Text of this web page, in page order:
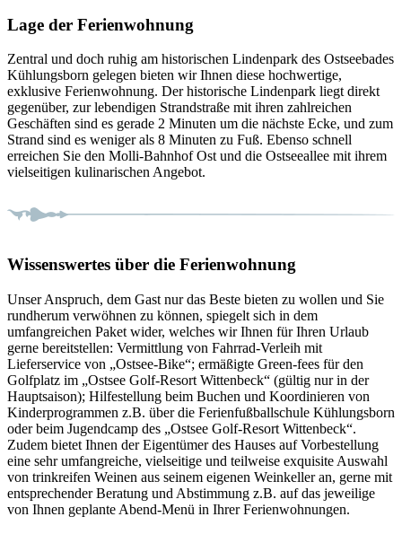
Lage der Ferienwohnung
Zentral und doch ruhig am historischen Lindenpark des Ostseebades
Kühlungsborn gelegen bieten wir Ihnen diese hochwertige,
exklusive Ferienwohnung. Der historische Lindenpark liegt direkt
gegenüber, zur lebendigen Strandstraße mit ihren zahlreichen
Geschäften sind es gerade 2 Minuten um die nächste Ecke, und zum
Strand sind es weniger als 8 Minuten zu Fuß. Ebenso schnell
erreichen Sie den Molli-Bahnhof Ost und die Ostseeallee mit ihrem
vielseitigen kulinarischen Angebot.
Wissenswertes über die Ferienwohnung
Unser Anspruch, dem Gast nur das Beste bieten zu wollen und Sie
rundherum verwöhnen zu können, spiegelt sich in dem
umfangreichen Paket wider, welches wir Ihnen für Ihren Urlaub
gerne bereitstellen: Vermittlung von Fahrrad-Verleih mit
Lieferservice von „Ostsee-Bike“; ermäßigte Green-fees für den
Golfplatz im „Ostsee Golf-Resort Wittenbeck“ (gültig nur in der
Hauptsaison); Hilfestellung beim Buchen und Koordinieren von
Kinderprogrammen z.B. über die Ferienfußballschule Kühlungsborn
oder beim Jugendcamp des „Ostsee Golf-Resort Wittenbeck“.
Zudem bietet Ihnen der Eigentümer des Hauses auf Vorbestellung
eine sehr umfangreiche, vielseitige und teilweise exquisite Auswahl
von trinkreifen Weinen aus seinem eigenen Weinkeller an, gerne mit
entsprechender Beratung und Abstimmung z.B. auf das jeweilige
von Ihnen geplante Abend-Menü in Ihrer Ferienwohnungen.